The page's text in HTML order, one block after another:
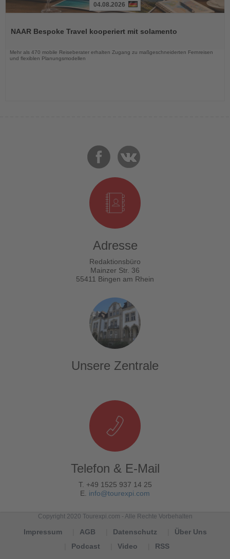
die
04.08.2026
NAAR Bespoke Travel kooperiert mit solamento
Mehr als 470 mobile Reiseberater erhalten Zugang zu maßgeschneiderten Fernreisen
und flexiblen Planungsmodellen
Adresse
Redaktionsbüro
Mainzer Str. 36
55411 Bingen am Rhein
Unsere Zentrale
Telefon & E-Mail
T. +49 1525 937 14 25
E. info@tourexpi.com
Copyright 2020 Tourexpi.com - Alle Rechte Vorbehalten
Impressum AGB Datenschutz
Über Uns
Podcast
Video RSS